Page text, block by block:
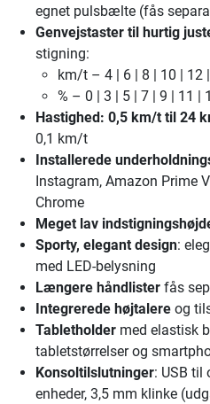
egnet pulsbælte (fås
Genvejstaster til hurtig
stigning:
km/t – 4 | 6 | 8 | 10 | 12
% – 0 | 3 | 5 | 7 | 9 | 11 |
Hastighed: 0,5 km/t til 24
0,1 km/t
Installerede
Instagram, Amazon Prime
Chrome
Meget lav
Sporty, elegant design:
med LED-belysning
Længere håndlister fås
Integrerede højtalere og
Tabletholder med elastisk
tabletstørrelser og
Konsoltilslutninger: USB til
enheder, 3,5 mm klinke